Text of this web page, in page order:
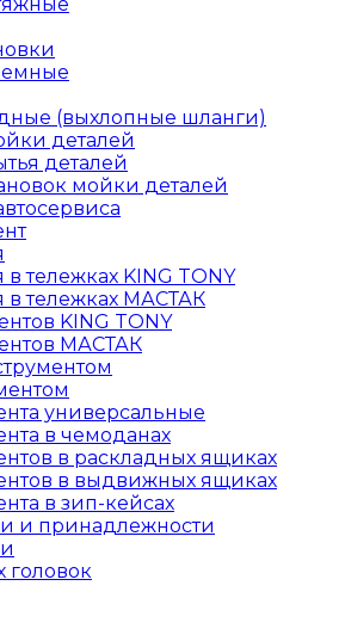
(выхлопные шланги)
деталей
деталей
мойки деталей
тележках KING TONY
в тележках МАСТАК
KING TONY
МАСТАК
универсальные
в чемоданах
в раскладных ящиках
в выдвижных ящиках
в зип-кейсах
и принадлежности
головок